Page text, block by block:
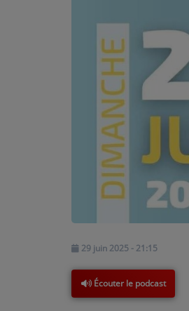
VENEZ DANS LE PUBLIC !
CRÉATIONS AUDIOVISUELLES
L'ŒIL DE L'OIE | PRÉSENTATION
VIDÉOS | L’ŒIL DE L'OIE
PARTENAIRES
29 juin 2025 - 21:15
Écouter le podcast